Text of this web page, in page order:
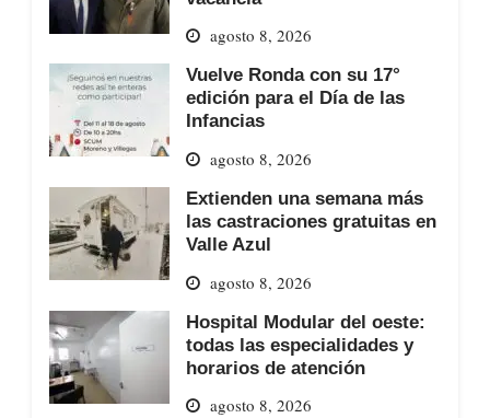
agosto 8, 2026
Vuelve Ronda con su 17°
edición para el Día de las
Infancias
agosto 8, 2026
Extienden una semana más
las castraciones gratuitas en
Valle Azul
agosto 8, 2026
Hospital Modular del oeste:
todas las especialidades y
horarios de atención
agosto 8, 2026